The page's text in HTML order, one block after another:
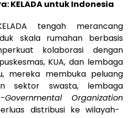
KELADA untuk Indonesia
tengah merancang
skala rumahan berbasis
kolaborasi dengan
KUA, dan lembaga
mereka membuka peluang
sektor swasta, lembaga
Governmental Organization
distribusi ke wilayah-